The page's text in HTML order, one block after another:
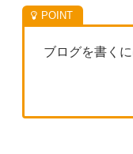
ブログを書く